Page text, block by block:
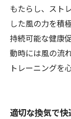
もたらし、スト
した風の力を積
持続可能な健康
動時には風の流
トレーニングを
適切な換気で